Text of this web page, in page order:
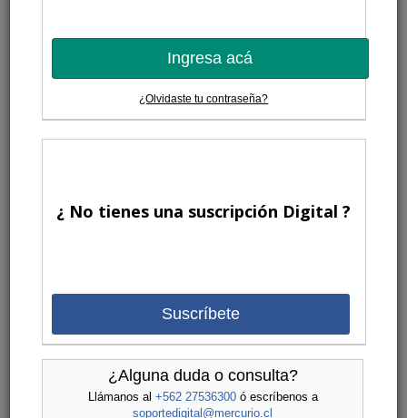
Ingresa acá
¿Olvidaste tu contraseña?
¿ No tienes una suscripción Digital ?
Suscríbete
¿Alguna duda o consulta?
Llámanos al +562 27536300ó escríbenos a
soportedigital@mercurio.cl